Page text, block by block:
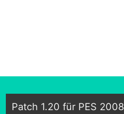
Patch 1.20 für PES 2008